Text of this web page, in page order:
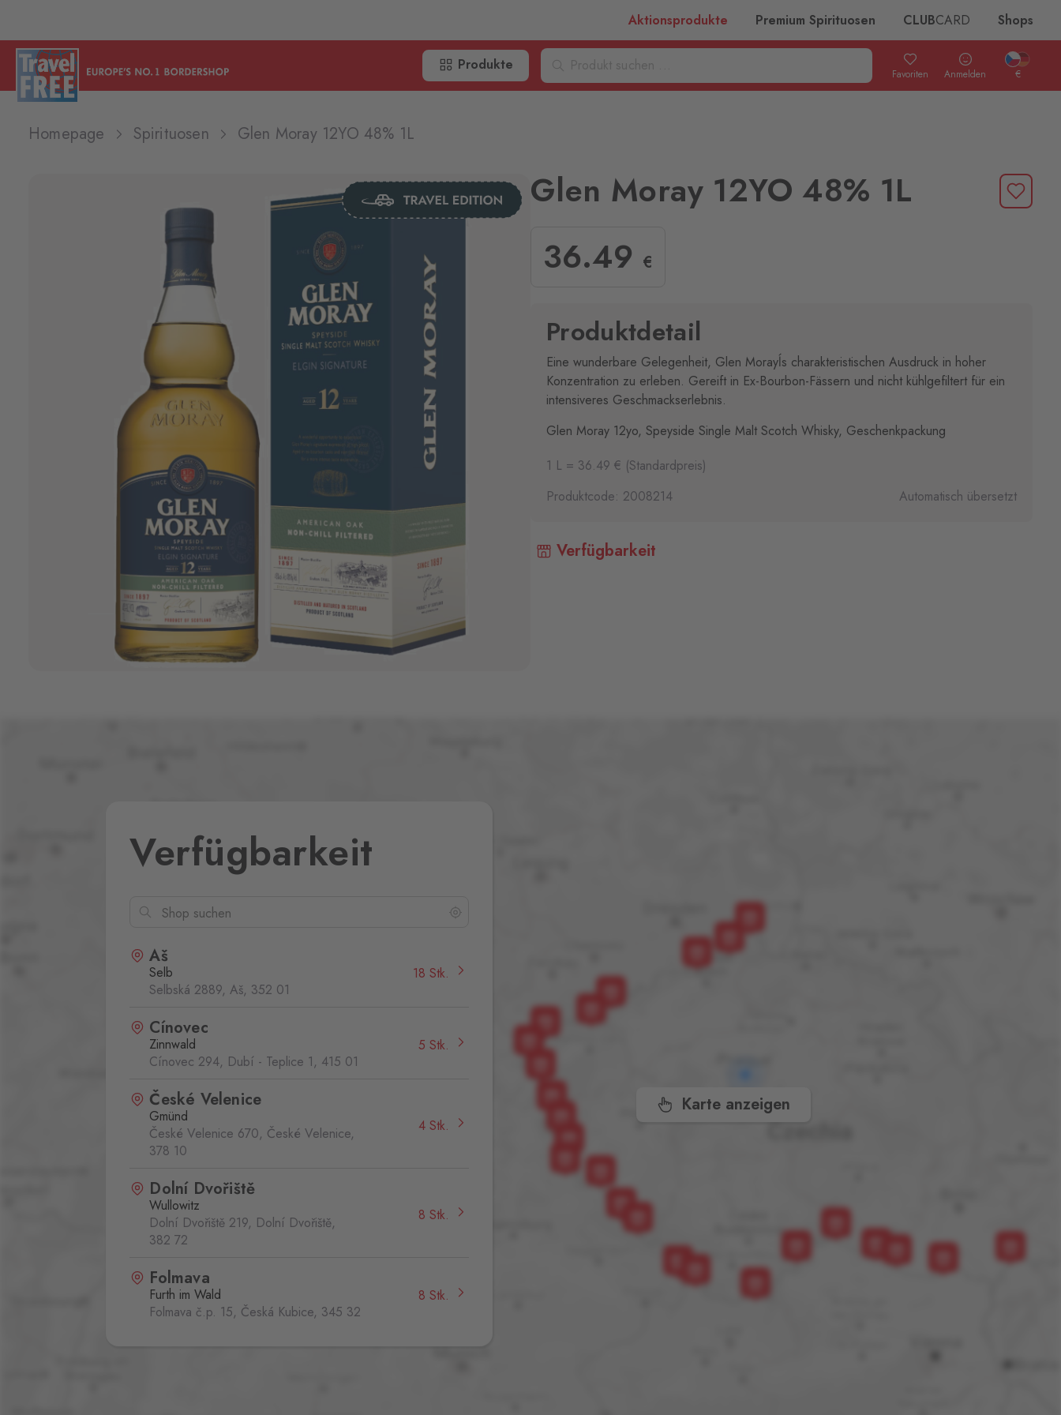
Aktionsprodukte Premium Spirituosen CLUBCARD Shops
Produkte
Favoriten Anmelden €
Homepage Spirituosen Glen Moray 12YO 48% 1L
Glen Moray 12YO 48% 1L
36.49 €
Produktdetail
Eine wunderbare Gelegenheit, Glen Morayĺs charakteristischen Ausdruck in hoher
Konzentration zu erleben. Gereift in Ex-Bourbon-Fässern und nicht kühlgefiltert für ein
intensiveres Geschmackserlebnis.
Glen Moray 12yo, Speyside Single Malt Scotch Whisky, Geschenkpackung
1 L = 36.49 € (Standardpreis)
Produktcode: 2008214
Automatisch übersetzt
Verfügbarkeit
Karte anzeigen
Verfügbarkeit
Aš
Selb
Selbská 2889, Aš, 352 01
18 Stk.
Cínovec
Zinnwald
Cínovec 294, Dubí - Teplice 1, 415 01
5 Stk.
České Velenice
Gmünd
České Velenice 670, České Velenice,
378 10
4 Stk.
Dolní Dvořiště
Wullowitz
Dolní Dvořiště 219, Dolní Dvořiště,
382 72
8 Stk.
Folmava
Furth im Wald
Folmava č.p. 15, Česká Kubice, 345 32
8 Stk.